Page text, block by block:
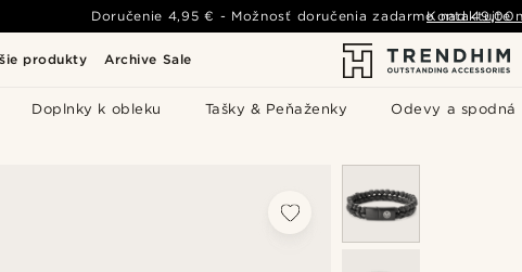
produkty Archive Sale
Doplnky k obleku Tašky & Peňaženky Odevy a spodná
Doručenie 4,95 € - Možnosť doručenia zadarmo nad 49,00
Kontaktujte